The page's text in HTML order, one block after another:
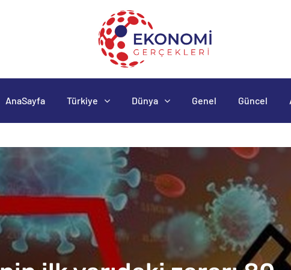
AnaSayfa Türkiye Dünya Genel Güncel